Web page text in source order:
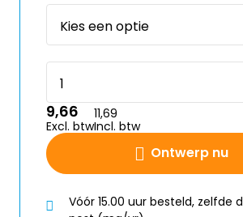
Ontwerp nu
9,66
Excl. btw
11,69
Incl. btw
Vóór 15.00 uur besteld, zelfde